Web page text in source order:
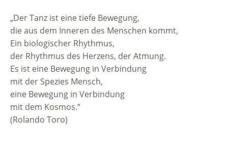
„Der Tanz ist eine tiefe Bewegung,
die aus dem Inneren des Menschen kommt,
Ein biologischer Rhythmus,
der Rhythmus des Herzens, der Atmung.
Es ist eine Bewegung in Verbindung
mit der Spezies Mensch,
eine Bewegung in Verbindung
mit dem Kosmos.“
(Rolando Toro)